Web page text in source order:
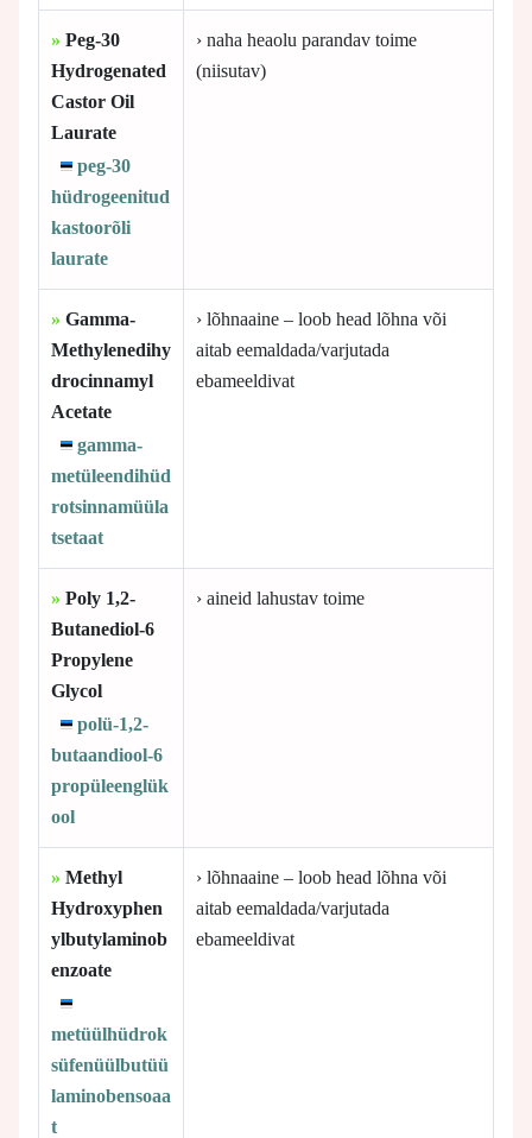
» Peg-30
Hydrogenated
Castor Oil
Laurate
peg-30
hüdrogeenitud
kastoorõli
laurate
› naha heaolu parandav toime
(niisutav)
» Gamma-
Methylenedihy
drocinnamyl
Acetate
gamma-
metüleendihüd
rotsinnamüüla
tsetaat
› lõhnaaine – loob head lõhna või
aitab eemaldada/varjutada
ebameeldivat
» Poly 1,2-
Butanediol-6
Propylene
Glycol
polü-1,2-
butaandiool-6
propüleenglük
ool
› aineid lahustav toime
» Methyl
Hydroxyphen
ylbutylaminob
enzoate
metüülhüdrok
süfenüülbutüü
laminobensoaa
t
› lõhnaaine – loob head lõhna või
aitab eemaldada/varjutada
ebameeldivat